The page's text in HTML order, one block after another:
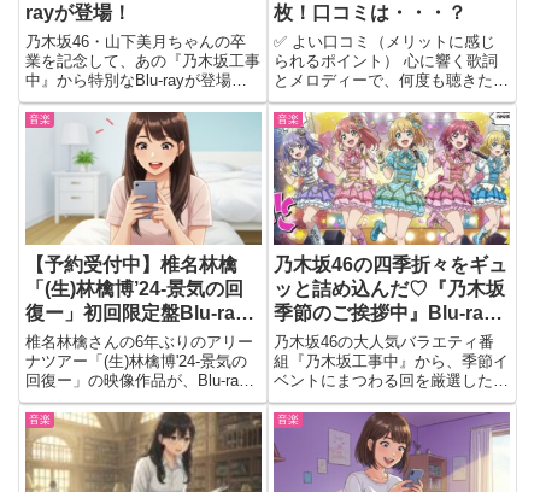
rayが登場！
乃木坂46・山下美月ちゃんの卒
業を記念して、あの『乃木坂工事
中』から特別なBlu-rayが登場す
るよ〜！リリース日は2025年6月
18日。収録されてるのは、美月
ちゃんが自ら選んだ「神回」た
ち！未公開映像や撮り下ろし、新
たに収録された副音声の...
枚！口コミは・・・？
✅ よい口コミ（メリットに感じ
られるポイント） 心に響く歌詞
とメロディーで、何度も聴きたく
なる。 アーティストの感謝の気
持ちがストレートに伝わってく
る。 ジャケットデザインもおし
ゃれで、コレクションとしても価
値がある。 ボーナストラックや
ア...
音楽
【予約受付中】椎名林檎
「(生)林檎博’24-景気の回
復ー」初回限定盤Blu-ray
が登場！
椎名林檎さんの6年ぶりのアリー
ナツアー「(生)林檎博'24-景気の
回復ー」の映像作品が、Blu-ray
で発売されることが決定したよ！
発売日は2025年6月25日で、今な
ら先着特典のポストカードも付い
てくるから、ファンなら絶対に見
逃せないよね...
音楽
乃木坂46の四季折々をギュ
ッと詰め込んだ♡『乃木坂
季節のご挨拶中』Blu-ray
登場！
乃木坂46の大人気バラエティ番
組『乃木坂工事中』から、季節イ
ベントにまつわる回を厳選した特
別Blu-ray『乃木坂季節のご挨拶
中』が、2025年6月18日に発売さ
れるよ！春夏秋冬、それぞれの時
期ならではのエピソードが収録さ
れていて、未公開映...
音楽 音楽